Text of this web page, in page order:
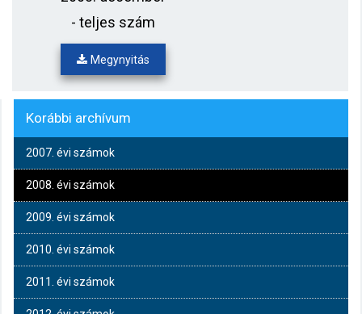
- teljes szám
Megynyitás
Korábbi archívum
2007. évi számok
2008. évi számok
2009. évi számok
2010. évi számok
2011. évi számok